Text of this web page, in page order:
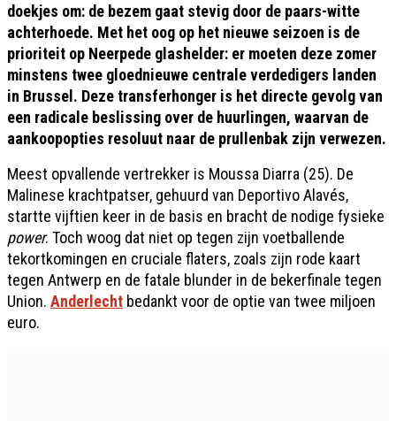
doekjes om: de bezem gaat stevig door de paars-witte
achterhoede. Met het oog op het nieuwe seizoen is de
prioriteit op Neerpede glashelder: er moeten deze zomer
minstens twee gloednieuwe centrale verdedigers landen
in Brussel. Deze transferhonger is het directe gevolg van
een radicale beslissing over de huurlingen, waarvan de
aankoopopties resoluut naar de prullenbak zijn verwezen.
Meest opvallende vertrekker is Moussa Diarra (25). De
Malinese krachtpatser, gehuurd van Deportivo Alavés,
startte vijftien keer in de basis en bracht de nodige fysieke
power. Toch woog dat niet op tegen zijn voetballende
tekortkomingen en cruciale flaters, zoals zijn rode kaart
tegen Antwerp en de fatale blunder in de bekerfinale tegen
Union. Anderlecht bedankt voor de optie van twee miljoen
euro.